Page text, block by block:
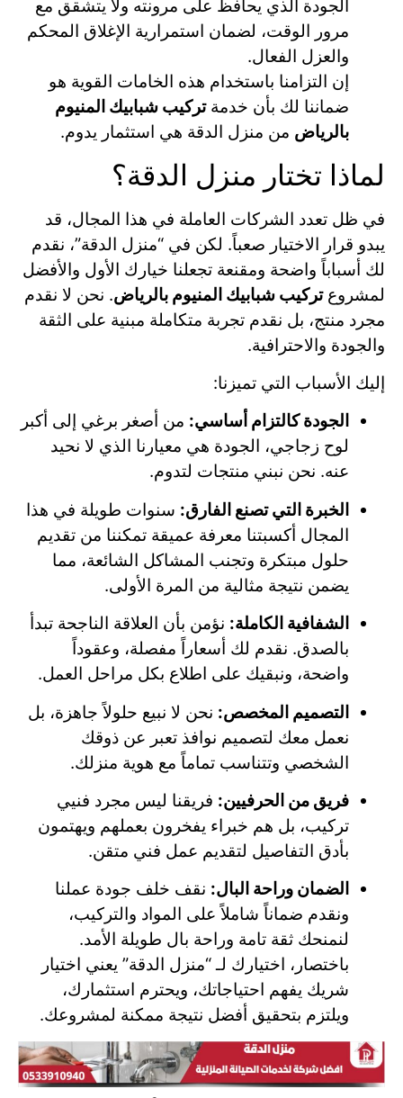
الجودة الذي يحافظ على مرونته ولا يتشقق مع
مرور الوقت، لضمان استمرارية الإغلاق المحكم
والعزل الفعال.
إن التزامنا باستخدام هذه الخامات القوية هو
ضماننا لك بأن خدمةتركيب شبابيك المنيوم
بالرياض من منزل الدقة هي استثمار يدوم.
لماذا تختار منزل الدقة؟
في ظل تعدد الشركات العاملة في هذا المجال، قد
يبدو قرار الاختيار صعباً. لكن في “منزل الدقة”، نقدم
لك أسباباً واضحة ومقنعة تجعلنا خيارك الأول والأفضل
لمشروعتركيب شبابيك المنيوم بالرياض. نحن لا نقدم
مجرد منتج، بل نقدم تجربة متكاملة مبنية على الثقة
والجودة والاحترافية.
إليك الأسباب التي تميزنا:
الجودة كالتزام أساسي: من أصغر برغي إلى أكبر
لوح زجاجي، الجودة هي معيارنا الذي لا نحيد
عنه. نحن نبني منتجات لتدوم.
الخبرة التي تصنع الفارق: سنوات طويلة في هذا
المجال أكسبتنا معرفة عميقة تمكننا من تقديم
حلول مبتكرة وتجنب المشاكل الشائعة، مما
يضمن نتيجة مثالية من المرة الأولى.
الشفافية الكاملة: نؤمن بأن العلاقة الناجحة تبدأ
بالصدق. نقدم لك أسعاراً مفصلة، وعقوداً
واضحة، ونبقيك على اطلاع بكل مراحل العمل.
التصميم المخصص: نحن لا نبيع حلولاً جاهزة، بل
نعمل معك لتصميم نوافذ تعبر عن ذوقك
الشخصي وتتناسب تماماً مع هوية منزلك.
فريق من الحرفيين: فريقنا ليس مجرد فنيي
تركيب، بل هم خبراء يفخرون بعملهم ويهتمون
بأدق التفاصيل لتقديم عمل فني متقن.
الضمان وراحة البال: نقف خلف جودة عملنا
ونقدم ضماناً شاملاً على المواد والتركيب،
لنمنحك ثقة تامة وراحة بال طويلة الأمد.
باختصار، اختيارك لـ “منزل الدقة” يعني اختيار
شريك يفهم احتياجاتك، ويحترم استثمارك،
ويلتزم بتحقيق أفضل نتيجة ممكنة لمشروعك.